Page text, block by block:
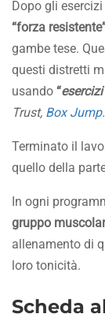
Dopo gli
“forza
gambe tese.
questi distretti
usando “
Trust, Box Jump.
Terminato il
quello della
In ogni
gruppo
allenamento di
loro tonicità.
Scheda